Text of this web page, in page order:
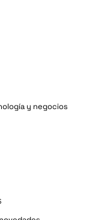
y negocios